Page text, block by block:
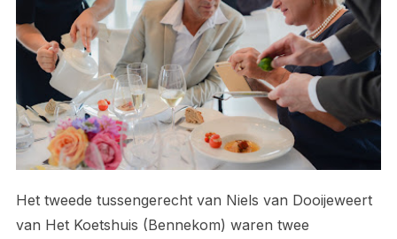
Het tweede tussengerecht van Niels van Dooijeweert
van Het Koetshuis (Bennekom) waren twee